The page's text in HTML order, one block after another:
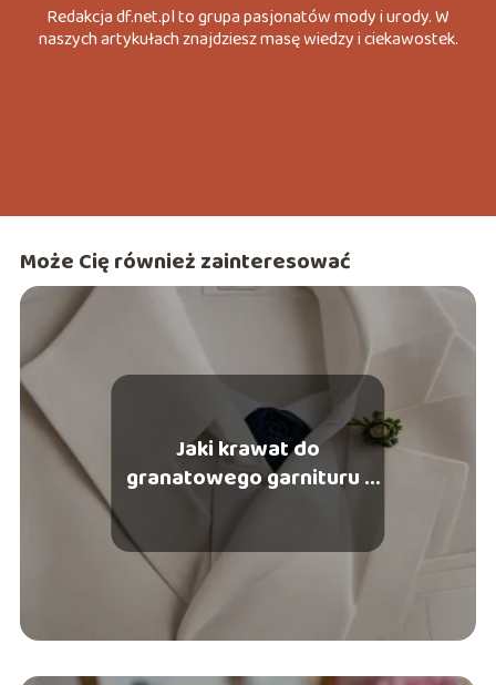
Redakcja df.net.pl to grupa pasjonatów mody i urody. W
naszych artykułach znajdziesz masę wiedzy i ciekawostek.
Może Cię również zainteresować
Jaki krawat do
granatowego garnituru i